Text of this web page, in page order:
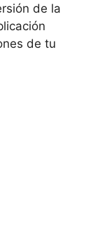
de la
de tu